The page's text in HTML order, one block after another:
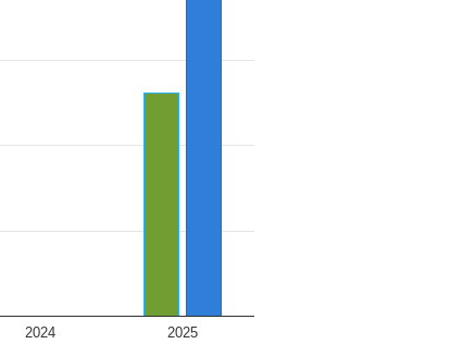
2024 2025